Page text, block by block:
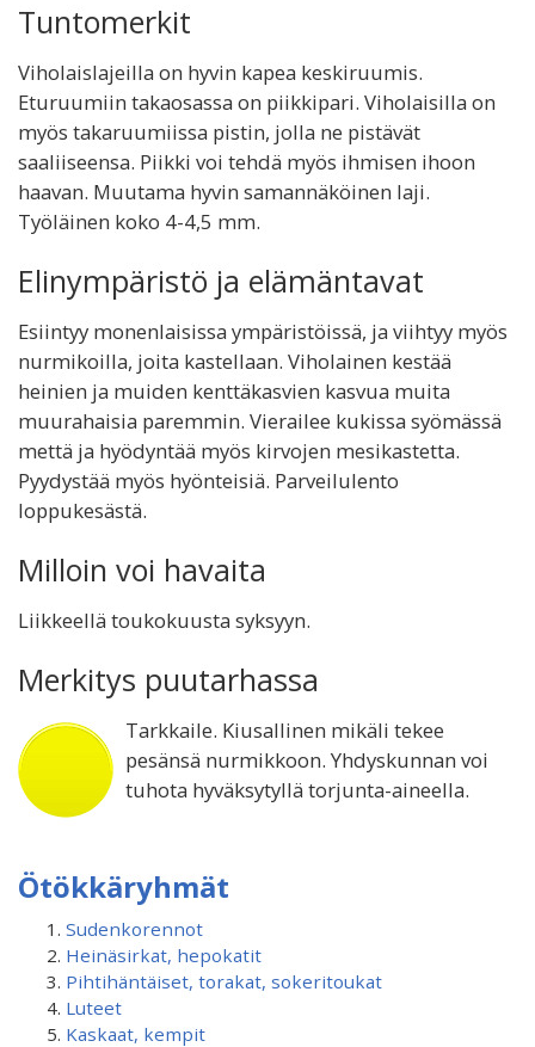
Tuntomerkit
Viholaislajeilla on hyvin kapea keskiruumis.
Eturuumiin takaosassa on piikkipari. Viholaisilla on
myös takaruumiissa pistin, jolla ne pistävät
saaliiseensa. Piikki voi tehdä myös ihmisen ihoon
haavan. Muutama hyvin samannäköinen laji.
Työläinen koko 4-4,5 mm.
Elinympäristö ja elämäntavat
Esiintyy monenlaisissa ympäristöissä, ja viihtyy myös
nurmikoilla, joita kastellaan. Viholainen kestää
heinien ja muiden kenttäkasvien kasvua muita
muurahaisia paremmin. Vierailee kukissa syömässä
mettä ja hyödyntää myös kirvojen mesikastetta.
Pyydystää myös hyönteisiä. Parveilulento
loppukesästä.
Milloin voi havaita
Liikkeellä toukokuusta syksyyn.
Merkitys puutarhassa
Tarkkaile. Kiusallinen mikäli tekee
pesänsä nurmikkoon. Yhdyskunnan voi
tuhota hyväksytyllä torjunta-aineella.
Ötökkäryhmät
Sudenkorennot
Heinäsirkat, hepokatit
Pihtihäntäiset, torakat, sokeritoukat
Luteet
Kaskaat, kempit